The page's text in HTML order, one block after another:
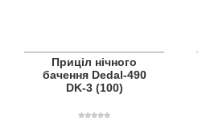
Приціл нічного
бачення Dedal-490
DK-3 (100)